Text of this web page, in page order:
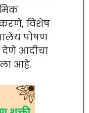
करणे, विशेष
पोषण
देणे आदीचा
आहे.